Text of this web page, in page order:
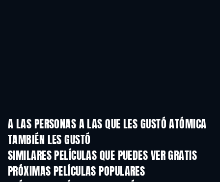
A LAS PERSONAS A LAS QUE LES GUSTÓ ATÓMICA
TAMBIÉN LES GUSTÓ
SIMILARES PELÍCULAS QUE PUEDES VER GRATIS
PRÓXIMAS PELÍCULAS POPULARES